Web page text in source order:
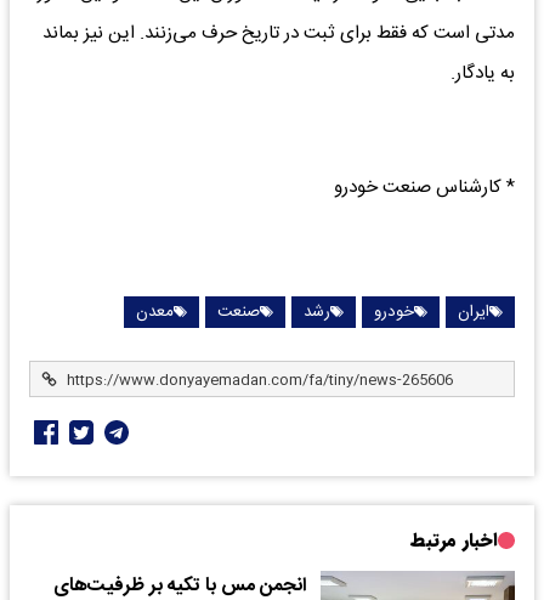
مدتی است که فقط برای ثبت در تاریخ حرف می‌زنند. این نیز بماند
به یادگار.
* کارشناس صنعت خودرو
ایران خودرو رشد صنعت معدن
اخبار مرتبط
انجمن مس با تکیه بر ظرفیت‌های